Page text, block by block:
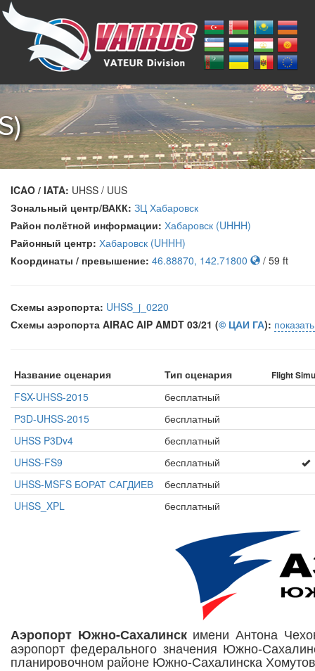
ICAO / IATA: UHSS / UUS
Зональный центр/ВАКК: ЗЦ Хабаровск
Район полётной информации: Хабаровск (UHHH)
Районный центр: Хабаровск (UHHH)
Координаты / превышение: 46.88870, 142.71800 / 59 ft
Схемы аэропорта: UHSS_j_0220
Схемы аэропорта AIRAC AIP AMDT 03/21 (© ЦАИ ГА):
Название сценария Тип сценария Flight
FSX-UHSS-2015
бесплатный
P3D-UHSS-2015
бесплатный
UHSS P3Dv4
бесплатный
UHSS-FS9
бесплатный
UHSS-MSFS БОРАТ САГДИЕВ
бесплатный
UHSS_XPL
бесплатный
Аэропорт Южно-Сахалинскимени Антона
аэропорт федерального значения Южно-
планировочном районе Южно-Сахалинска